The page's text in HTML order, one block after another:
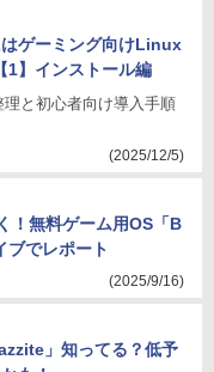
ゲーミング向けLinux
1】インストール編
と初心者向け導入手順
(2025/12/5)
！無料ゲーム用OS「B
ブでレポート
(2025/9/16)
」知ってる？低予